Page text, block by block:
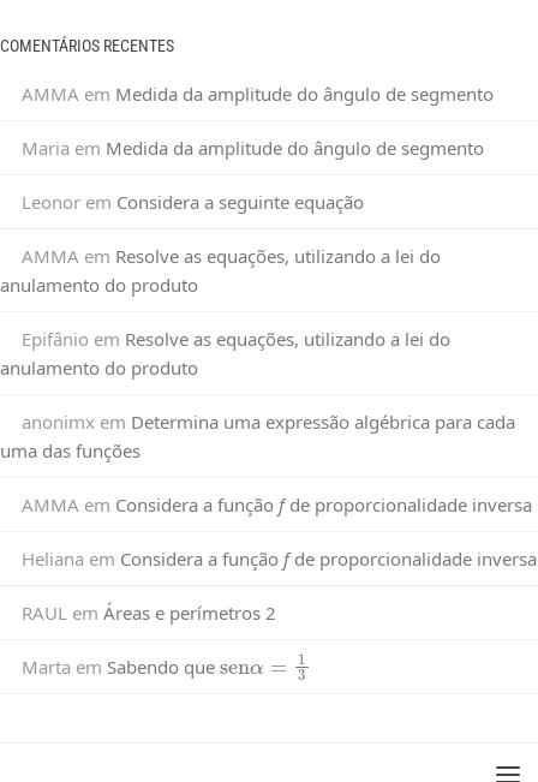
COMENTÁRIOS RECENTES
AMMA em Medida da amplitude do ângulo de segmento
Maria em Medida da amplitude do ângulo de segmento
Leonor em Considera a seguinte equação
AMMA em Resolve as equações, utilizando a lei do
anulamento do produto
Epifânio em Resolve as equações, utilizando a lei do
anulamento do produto
anonimx em Determina uma expressão algébrica para cada
uma das funções
AMMA em Considera a função fde proporcionalidade inversa
Heliana em Considera a função fde proporcionalidade inversa
RAUL em Áreas e perímetros 2
Marta em Sabendo que 3